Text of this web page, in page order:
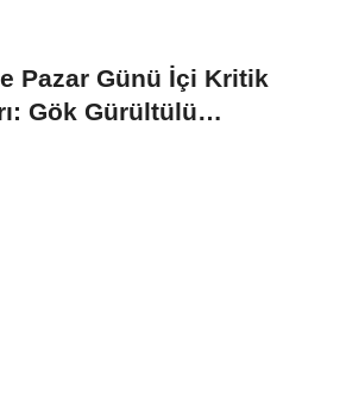
Pazar Günü İçi Kritik
Gök Gürültülü